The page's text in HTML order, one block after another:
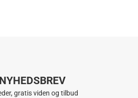
gratis viden og tilbud